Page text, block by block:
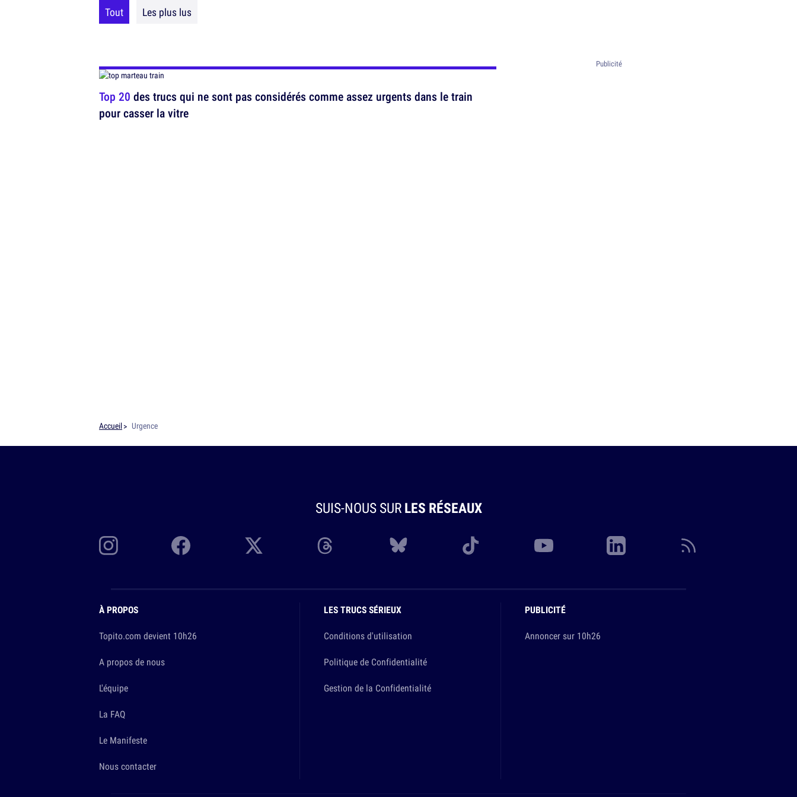
Tout Les plus lus
Top 20 des trucs qui ne sont pas considérés comme assez urgents dans le train
pour casser la vitre
Accueil Urgence
SUIS-NOUS SURLES RÉSEAUX
À PROPOS
Topito.com devient 10h26
A propos de nous
L'équipe
La FAQ
Le Manifeste
Nous contacter
LES TRUCS SÉRIEUX
Conditions d'utilisation
Politique de Confidentialité
Gestion de la Confidentialité
PUBLICITÉ
Annoncer sur 10h26